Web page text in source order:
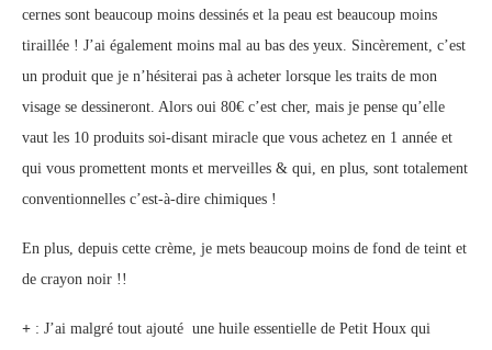
cernes sont beaucoup moins dessinés et la peau est beaucoup moins
tiraillée ! J’ai également moins mal au bas des yeux. Sincèrement, c’est
un produit que je n’hésiterai pas à acheter lorsque les traits de mon
visage se dessineront. Alors oui 80€ c’est cher, mais je pense qu’elle
vaut les 10 produits soi-disant miracle que vous achetez en 1 année et
qui vous promettent monts et merveilles & qui, en plus, sont totalement
conventionnelles c’est-à-dire chimiques !
En plus, depuis cette crème, je mets beaucoup moins de fond de teint et
de crayon noir !!
+ : J’ai malgré tout ajouté une huile essentielle de Petit Houx qui